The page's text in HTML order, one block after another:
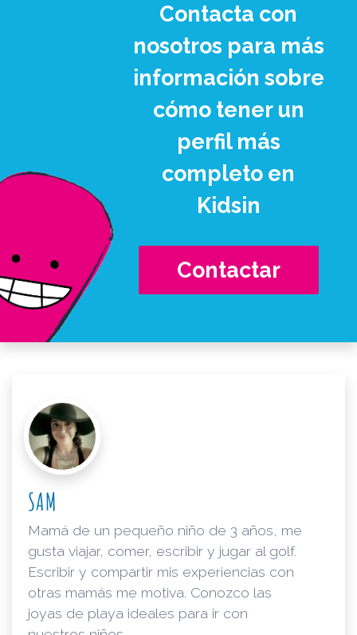
Contacta con
nosotros para más
información sobre
cómo tener un
perfil más
completo en
Kidsin
Contactar
SAM
Mamá de un pequeño niño de 3 años, me
gusta viajar, comer, escribir y jugar al golf.
Escribir y compartir mis experiencias con
otras mamás me motiva. Conozco las
joyas de playa ideales para ir con